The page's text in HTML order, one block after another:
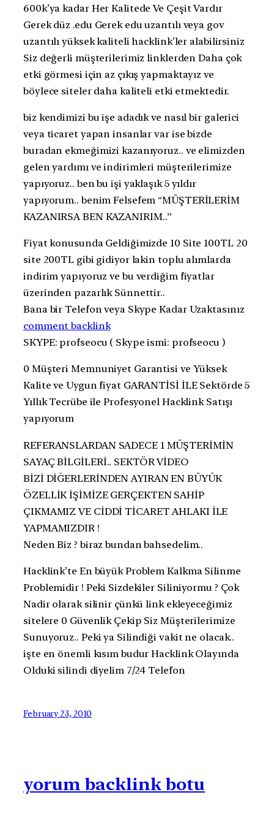
600k’ya kadar Her Kalitede Ve Çeşit Vardır
Gerek düz .edu Gerek edu uzantılı veya gov
uzantılı yüksek kaliteli hacklink’ler alabilirsiniz
Siz değerli müşterilerimiz linklerden Daha çok
etki görmesi için az çıkış yapmaktayız ve
böylece siteler daha kaliteli etki etmektedir.
biz kendimizi bu işe adadık ve nasıl bir galerici
veya ticaret yapan insanlar var ise bizde
buradan ekmeğimizi kazanıyoruz.. ve elimizden
gelen yardımı ve indirimleri müşterilerimize
yapıyoruz.. ben bu işi yaklaşık 5 yıldır
yapıyorum.. benim Felsefem “MÜŞTERİLERİM
KAZANIRSA BEN KAZANIRIM..”
Fiyat konusunda Geldiğimizde 10 Site 100TL 20
site 200TL gibi gidiyor lakin toplu alımlarda
indirim yapıyoruz ve bu verdiğim fiyatlar
üzerinden pazarlık Sünnettir..
Bana bir Telefon veya Skype Kadar Uzaktasınız
comment backlink
SKYPE: profseocu ( Skype ismi: profseocu )
0 Müşteri Memnuniyet Garantisi ve Yüksek
Kalite ve Uygun fiyat GARANTİSİ İLE Sektörde 5
Yıllık Tecrübe ile Profesyonel Hacklink Satışı
yapıyorum
REFERANSLARDAN SADECE 1 MÜŞTERİMİN
SAYAÇ BİLGİLERİ.. SEKTÖR VİDEO
BİZİ DİĞERLERİNDEN AYIRAN EN BÜYÜK
ÖZELLİK İŞİMİZE GERÇEKTEN SAHİP
ÇIKMAMIZ VE CİDDİ TİCARET AHLAKI İLE
YAPMAMIZDIR !
Neden Biz ? biraz bundan bahsedelim..
Hacklink’te En büyük Problem Kalkma Silinme
Problemidir ! Peki Sizdekiler Siliniyormu ? Çok
Nadir olarak silinir çünkü link ekleyeceğimiz
sitelere 0 Güvenlik Çekip Siz Müşterilerimize
Sunuyoruz.. Peki ya Silindiği vakit ne olacak..
işte en önemli kısım budur Hacklink Olayında
Olduki silindi diyelim 7/24 Telefon
February 23, 2010
yorum backlink botu